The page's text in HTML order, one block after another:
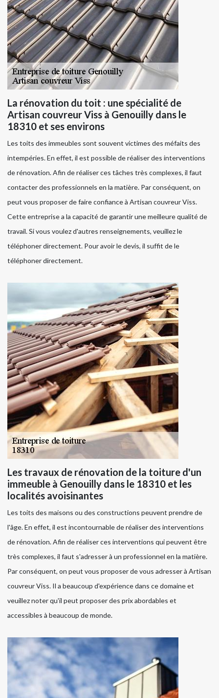
La rénovation du toit : une spécialité de
Artisan couvreur Viss à Genouilly dans le
18310 et ses environs
Les toits des immeubles sont souvent victimes des méfaits des
intempéries. En effet, il est possible de réaliser des interventions
de rénovation. Afin de réaliser ces tâches très complexes, il faut
contacter des professionnels en la matière. Par conséquent, on
peut vous proposer de faire confiance à Artisan couvreur Viss.
Cette entreprise a la capacité de garantir une meilleure qualité de
travail. Si vous voulez d'autres renseignements, veuillez le
téléphoner directement. Pour avoir le devis, il suffit de le
téléphoner directement.
Les travaux de rénovation de la toiture d'un
immeuble à Genouilly dans le 18310 et les
localités avoisinantes
Les toits des maisons ou des constructions peuvent prendre de
l'âge. En effet, il est incontournable de réaliser des interventions
de rénovation. Afin de réaliser ces interventions qui peuvent être
très complexes, il faut s'adresser à un professionnel en la matière.
Par conséquent, on peut vous proposer de vous adresser à Artisan
couvreur Viss. Il a beaucoup d'expérience dans ce domaine et
veuillez noter qu'il peut proposer des prix abordables et
accessibles à beaucoup de monde.